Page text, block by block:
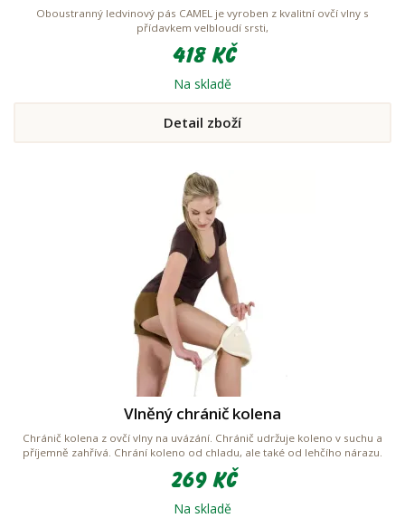
Oboustranný ledvinový pás CAMEL je vyroben z kvalitní ovčí vlny s
přídavkem velbloudí srsti,
418 Kč
Na skladě
Detail zboží
Vlněný chránič kolena
Chránič kolena z ovčí vlny na uvázání. Chránič udržuje koleno v suchu a
příjemně zahřívá. Chrání koleno od chladu, ale také od lehčího nárazu.
269 Kč
Na skladě